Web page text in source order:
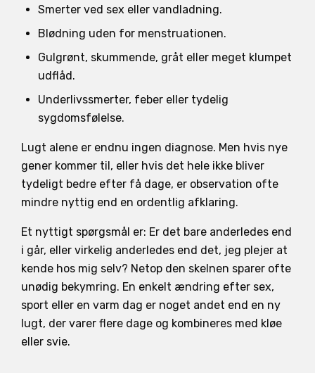
Smerter ved sex eller vandladning.
Blødning uden for menstruationen.
Gulgrønt, skummende, gråt eller meget klumpet
udflåd.
Underlivssmerter, feber eller tydelig
sygdomsfølelse.
Lugt alene er endnu ingen diagnose. Men hvis nye
gener kommer til, eller hvis det hele ikke bliver
tydeligt bedre efter få dage, er observation ofte
mindre nyttig end en ordentlig afklaring.
Et nyttigt spørgsmål er: Er det bare anderledes end
i går, eller virkelig anderledes end det, jeg plejer at
kende hos mig selv? Netop den skelnen sparer ofte
unødig bekymring. En enkelt ændring efter sex,
sport eller en varm dag er noget andet end en ny
lugt, der varer flere dage og kombineres med kløe
eller svie.